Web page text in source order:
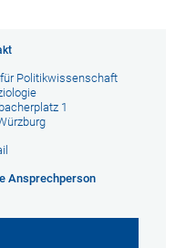
Politikwissenschaft
1
Ansprechperson